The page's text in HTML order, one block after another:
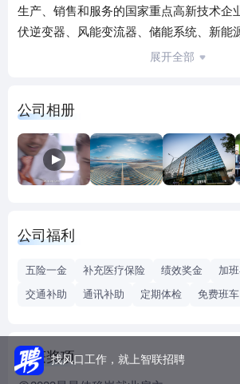
生产、销售和服务的国家重点高新技术企
伏逆变器、风能变流器、储能系统、新能
水面光伏浮体、智慧能源运维服务等，并
以市场需求为导向、以技术创新作为企业
育了一支研发经验丰富、自主创新能力较
伍；先后承担了20余项国家重大科技计划
多项国家标准，是行业内为数极少的掌握
公司核心产品光伏逆变器先后通过TÜV、
底，公司在全球市场已累计实现逆变设备
公司先后荣获“国家重点新产品”、“中国驰
源企业30强、全球新能源企业500强、国
展开全部
公司相册
公司福利
五险一金 补充医疗保险 绩效奖金 加
交通补助
通讯补助 定期体检 免费班车
荣获奖项找风口工作，就上智联招聘